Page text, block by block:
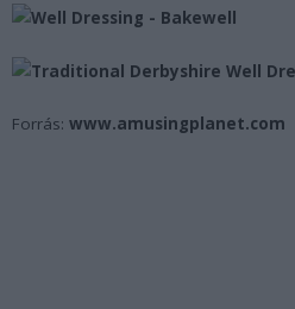
Forrás: www.amusingplanet.com